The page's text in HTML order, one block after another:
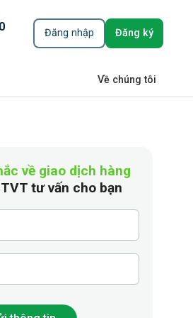
Đăng nhập Đăng ký
Về chúng tôi
về giao dịch hàng
tư vấn cho bạn